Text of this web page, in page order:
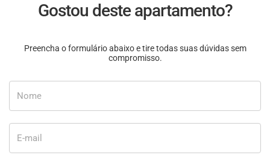
Gostou deste apartamento?
Preencha o formulário abaixo e tire todas suas dúvidas sem
compromisso.